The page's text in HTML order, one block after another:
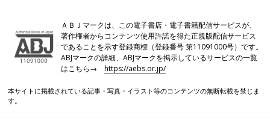
ＡＢＪマークは、この電子書店・電子書籍配信サービスが、
著作権者からコンテンツ使用許諾を得た正規版配信サービス
であることを示す登録商標（登録番号 第11091000号）です。
ABJマークの詳細、ABJマークを掲示しているサービスの一覧
はこちら→https://aebs.or.jp/
本サイトに掲載されている記事・写真・イラスト等のコンテンツの無断転載を禁じま
す。